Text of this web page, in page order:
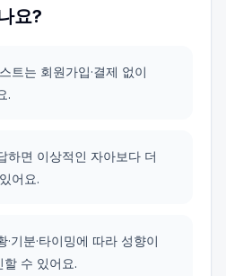
요?
트는 회원가입·결제 없이
.
하면 이상적인 자아보다 더
어요.
기분·타이밍에 따라 성향이
수 있어요.